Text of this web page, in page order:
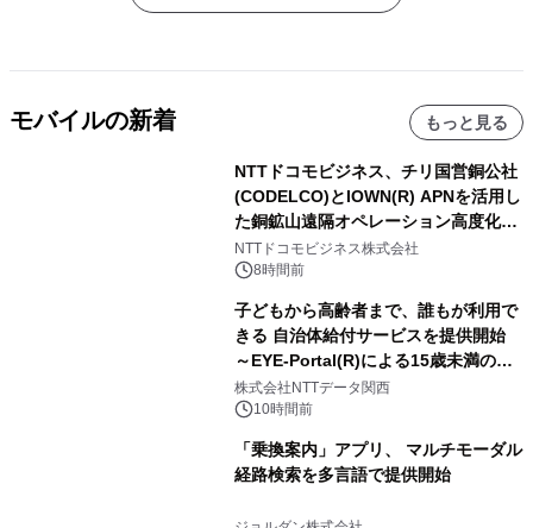
モバイルの新着 もっと見る
NTTドコモビジネス、チリ国営銅公社
(CODELCO)とIOWN(R) APNを活用し
た銅鉱山遠隔オペレーション高度化に
向けた調査・実証を開始
NTTドコモビジネス株式会社
8時間前
子どもから高齢者まで、誰もが利用で
きる 自治体給付サービスを提供開始
～EYE-Portal(R)による15歳未満の本
人認証と デジタルデバイド対策で実現
～
株式会社NTTデータ関西
10時間前
「乗換案内」アプリ、 マルチモーダル
経路検索を多言語で提供開始